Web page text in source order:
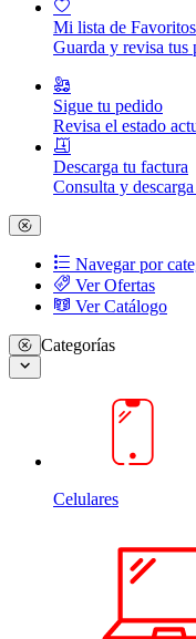
Mi lista de Favoritos
Guarda y revisa tus
Sigue tu pedido
Revisa el estado
Descarga tu factura
Consulta y
Navegar por
Ver Ofertas
Ver Catálogo
Categorías
Celulares